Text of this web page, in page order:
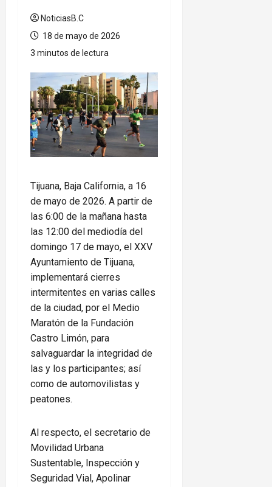
NoticiasB.C
18 de mayo de 2026
3 minutos de lectura
Tijuana, Baja California, a 16
de mayo de 2026. A partir de
las 6:00 de la mañana hasta
las 12:00 del mediodía del
domingo 17 de mayo, el XXV
Ayuntamiento de Tijuana,
implementará cierres
intermitentes en varias calles
de la ciudad, por el Medio
Maratón de la Fundación
Castro Limón, para
salvaguardar la integridad de
las y los participantes; así
como de automovilistas y
peatones.
Al respecto, el secretario de
Movilidad Urbana
Sustentable, Inspección y
Seguridad Vial, Apolinar